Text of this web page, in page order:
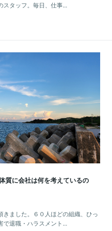
スタッフ。毎日、仕事...
質に会社は何を考えているの
ました。６０人ほどの組織、ひっ
で退職・ハラスメント...